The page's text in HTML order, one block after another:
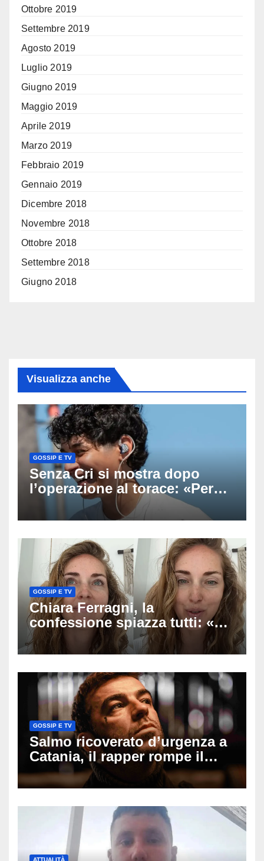
Ottobre 2019
Settembre 2019
Agosto 2019
Luglio 2019
Giugno 2019
Maggio 2019
Aprile 2019
Marzo 2019
Febbraio 2019
Gennaio 2019
Dicembre 2018
Novembre 2018
Ottobre 2018
Settembre 2018
Giugno 2018
Visualizza anche
GOSSIP E TV
Senza Cri si mostra dopo
l’operazione al torace: «Per
anni mi sentivo in trappola», il
racconto sul difficile percorso
GOSSIP E TV
Chiara Ferragni, la
confessione spiazza tutti: «Un
mio ex voleva che mi rifacessi
il seno». Poi svela i ritocchi di
GOSSIP E TV
Salmo ricoverato d’urgenza a
Catania, il rapper rompe il
silenzio dopo la notte in
ospedale: come sta e cosa
ATTUALITÀ